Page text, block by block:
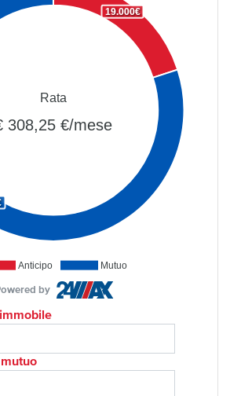
Anticipo Mutuo
19.000€
Rata
308,25 €/mese
by